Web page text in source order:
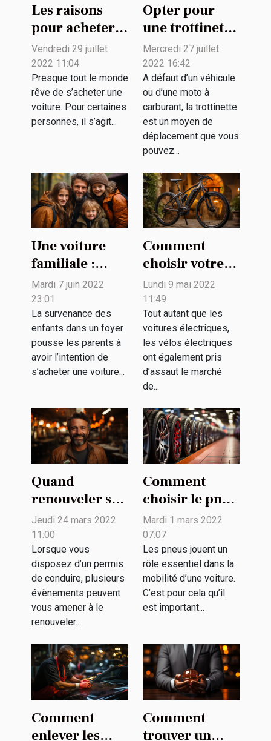
Les raisons
pour acheter
une voiture
d'occasion
Vendredi 29 juillet
2022 11:04
Presque tout le monde
rêve de s’acheter une
voiture. Pour certaines
personnes, il s’agit...
Opter pour
une trottinette
électrique :
quel intérêt ?
Mercredi 27 juillet
2022 16:42
A défaut d’un véhicule
ou d’une moto à
carburant, la trottinette
est un moyen de
déplacement que vous
pouvez...
Une voiture
familiale :
comment
choisir ?
Mardi 7 juin 2022
23:01
La survenance des
enfants dans un foyer
pousse les parents à
avoir l’intention de
s’acheter une voiture...
Comment
choisir votre
vélo électrique
noir ?
Lundi 9 mai 2022
11:49
Tout autant que les
voitures électriques,
les vélos électriques
ont également pris
d’assaut le marché
de...
Quand
renouveler son
permis de
conduire ?
Jeudi 24 mars 2022
11:00
Lorsque vous
disposez d’un permis
de conduire, plusieurs
évènements peuvent
vous amener à le
renouveler....
Comment
choisir le pneu
d’une voiture ?
Mardi 1 mars 2022
07:07
Les pneus jouent un
rôle essentiel dans la
mobilité d’une voiture.
C’est pour cela qu’il
est important...
Comment
enlever les
Comment
trouver un